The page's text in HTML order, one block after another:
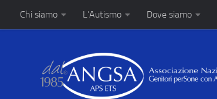
Salta al contenuto
Chi siamo L’Autismo Dove siamo